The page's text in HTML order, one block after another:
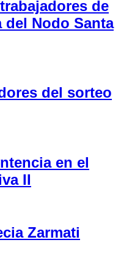
de
del Nodo Santa
del sorteo
en el
II
Zarmati